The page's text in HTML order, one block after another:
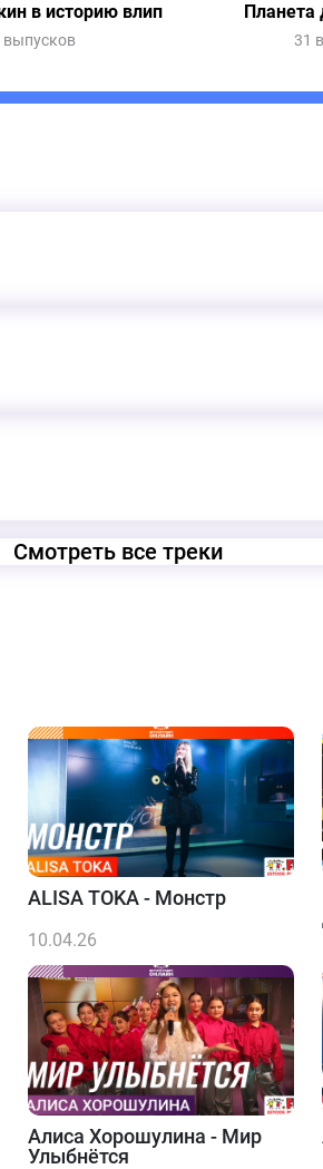
в историю влип
выпусков
Планета
31
Смотреть все треки
ALISA TOKA - Монстр
10.04.26
Алиса Хорошулина - Мир
Улыбнётся